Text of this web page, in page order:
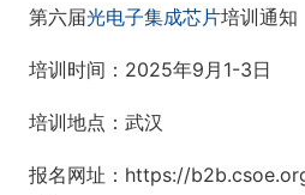
第六届光电子集成芯片培训通知
培训时间：2025年9月1-3日
培训地点：武汉
报名网址：https://